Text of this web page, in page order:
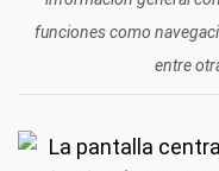
funciones como
entre